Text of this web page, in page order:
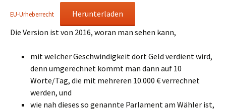
EU-Urheberrecht
Herunterladen
Die Version ist von 2016, woran man sehen kann,
mit welcher Geschwindigkeit dort Geld verdient wird,
denn umgerechnet kommt man dann auf 10
Worte/Tag, die mit mehreren 10.000 € verrechnet
werden, und
wie nah dieses so genannte Parlament am Wähler ist,